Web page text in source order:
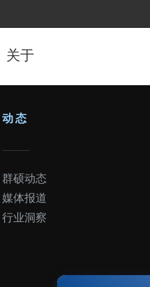
关于
动态
群硕动态
媒体报道
行业洞察